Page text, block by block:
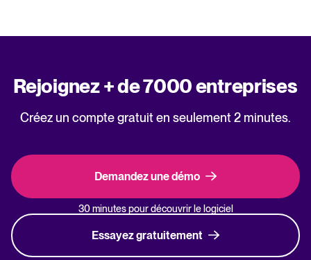
Rejoignez + de 7000 entreprises
Créez un compte gratuit en seulement 2 minutes.
Demandez une démo
30 minutes pour découvrir le logiciel
Essayez gratuitement